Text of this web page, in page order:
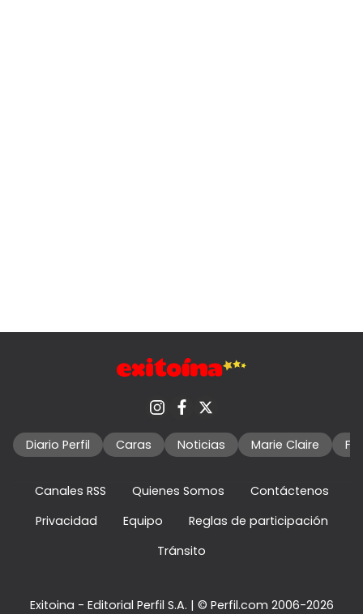
Diario Perfil Caras Noticias Marie Claire
Canales RSS Quienes Somos
Contáctenos
Privacidad
Equipo
Reglas de participación
Tránsito
Exitoina - Editorial Perfil S.A. | © Perfil.com 2006-2026